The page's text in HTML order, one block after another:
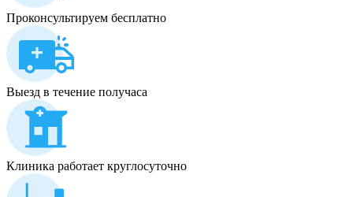
Проконсультируем бесплатно
Выезд в течение получаса
Клиника работает круглосуточно